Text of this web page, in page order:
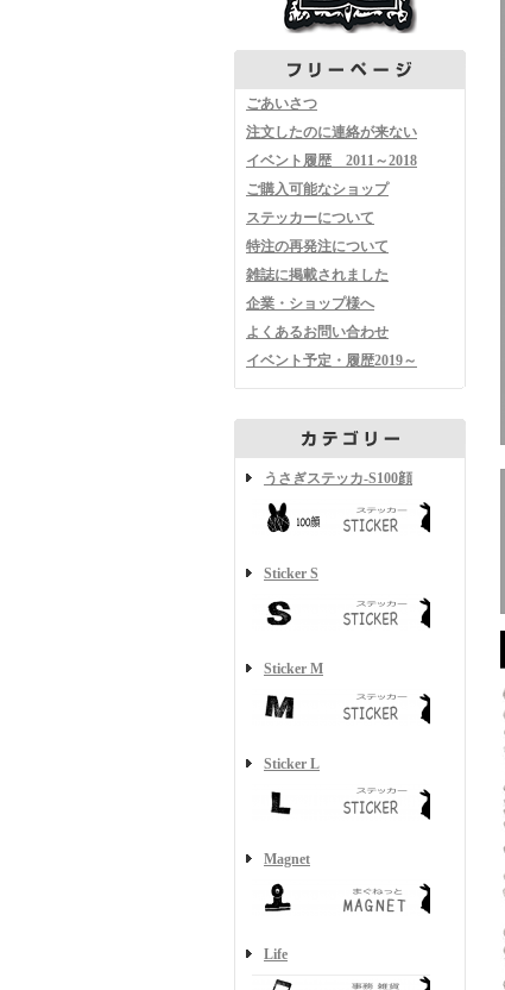
ごあいさつ
注文したのに連絡が来ない
イベント履歴 2011～2018
ご購入可能なショップ
ステッカーについて
特注の再発注について
雑誌に掲載されました
企業・ショップ様へ
よくあるお問い合わせ
イベント予定・履歴2019～
うさぎステッカ-S100顔
Sticker S
Sticker M
Sticker L
Magnet
Life